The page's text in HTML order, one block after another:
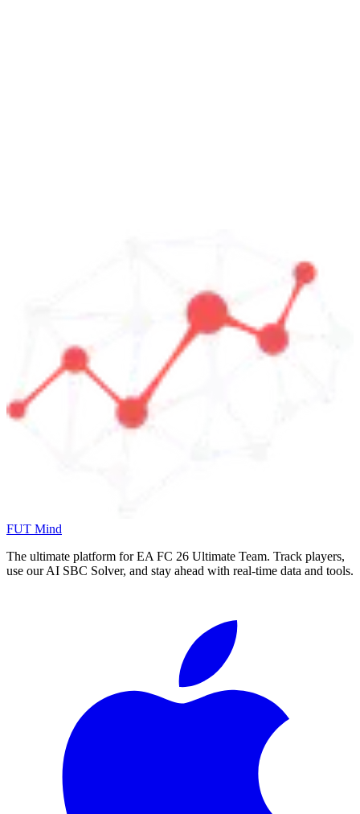
FUT Mind
The ultimate platform for EA FC 26 Ultimate Team. Track players,
use our AI SBC Solver, and stay ahead with real-time data and tools.